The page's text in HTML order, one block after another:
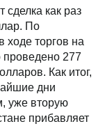
валютной
при 465,00
465,00 тенге
сделка как
доллар. По
ходе торгов